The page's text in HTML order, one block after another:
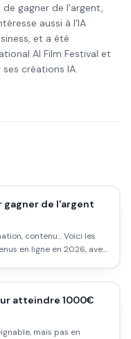
gagner de l'argent,
aussi à l'IA
et a été
AI Film Festival et
créations IA.
de l'argent
contenu... Voici les
en ligne en 2026, avec
atteindre 1000€
mais pas en